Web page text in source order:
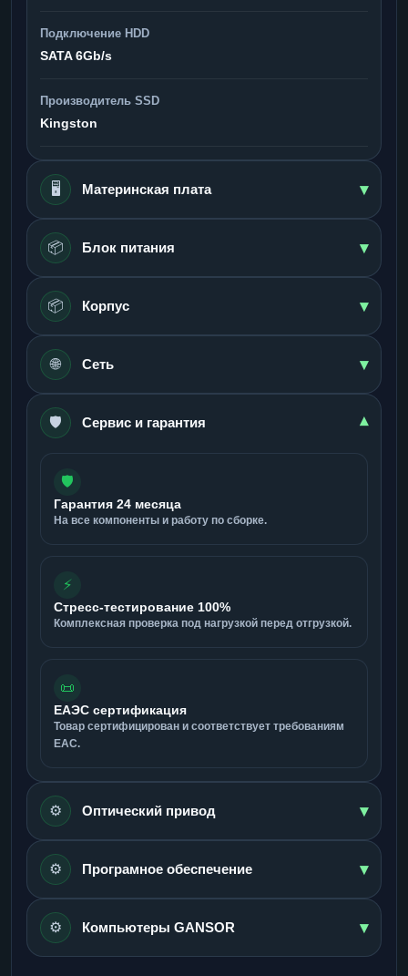
Подключение HDD
SATA 6Gb/s
Производитель SSD
Kingston
🖥️ Материнская плата ▾
📦 Блок питания ▾
📦 Корпус ▾
🌐 Сеть ▾
🛡️ Сервис и гарантия ▾
🛡️
Гарантия 24 месяца
На все компоненты и работу по сборке.
⚡
Стресс-тестирование 100%
Комплексная проверка под нагрузкой перед отгрузкой.
📜
ЕАЭС сертификация
Товар сертифицирован и соответствует требованиям
ЕАС.
⚙️ Оптический привод ▾
⚙️ Програмное обеспечение ▾
⚙️ Компьютеры GANSOR ▾